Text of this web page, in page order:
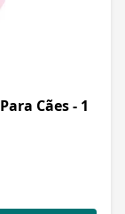
Cães - 1